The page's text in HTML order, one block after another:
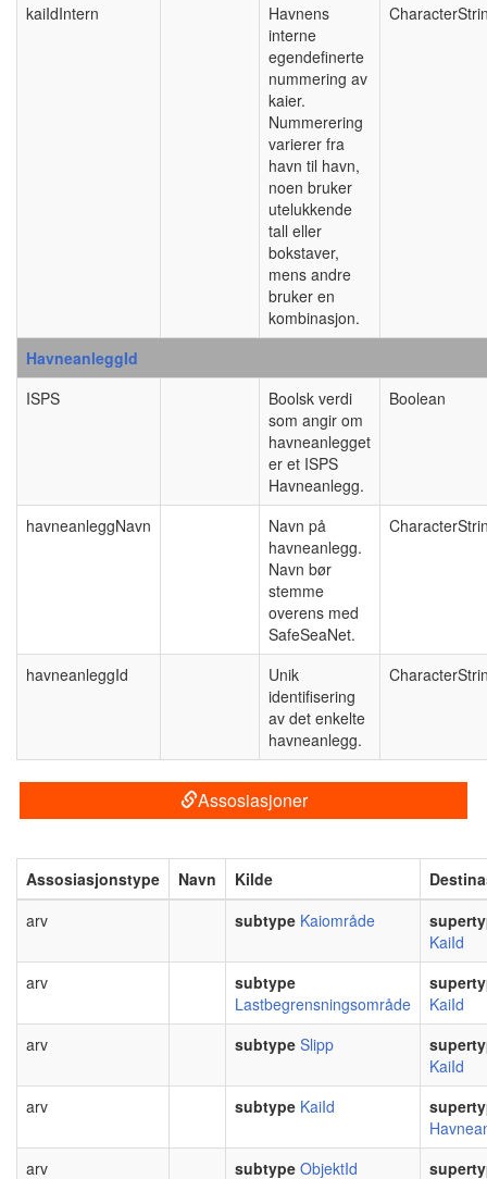
kaiIdIntern
Havnens
interne
egendefinerte
nummering av
kaier.
Nummerering
varierer fra
havn til havn,
noen bruker
utelukkende
tall eller
bokstaver,
mens andre
bruker en
kombinasjon.
HavneanleggId
ISPS
Boolsk verdi
som angir om
havneanlegget
er et ISPS
Havneanlegg.
Boolean
havneanleggNavn
Navn på
havneanlegg.
Navn bør
stemme
overens med
SafeSeaNet.
havneanleggId
Unik
identifisering
av det enkelte
havneanlegg.
Assosiasjoner
Assosiasjonstype Navn Kilde
arv
subtype Kaiområde
KaiId
arv
subtype
Lastbegrensningsområde
KaiId
arv
subtype Slipp
KaiId
arv
subtype KaiId
arv
subtype ObjektId